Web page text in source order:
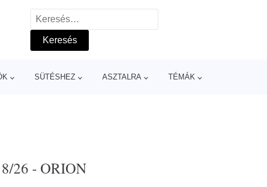
Keresés:
SÜTÉSHEZ ASZTALRA TÉMÁK
26 - ORION